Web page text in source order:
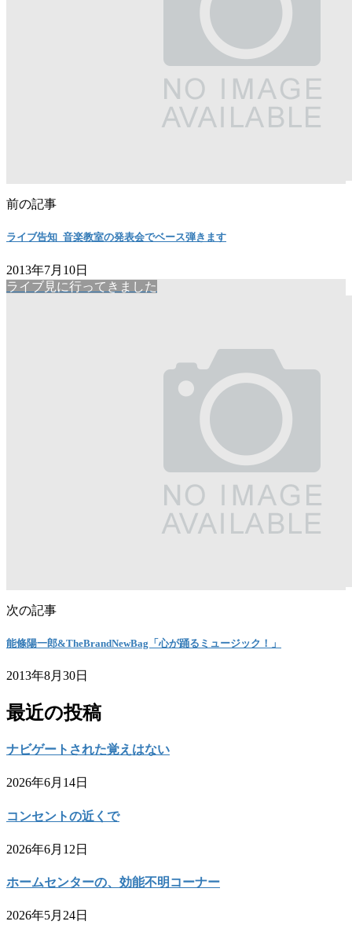
前の記事
ライブ告知_音楽教室の発表会でベース弾きます
2013年7月10日
ライブ見に行ってきました
次の記事
能條陽一郎&TheBrandNewBag「心が踊るミュージック！」
2013年8月30日
最近の投稿
ナビゲートされた覚えはない
2026年6月14日
コンセントの近くで
2026年6月12日
ホームセンターの、効能不明コーナー
2026年5月24日